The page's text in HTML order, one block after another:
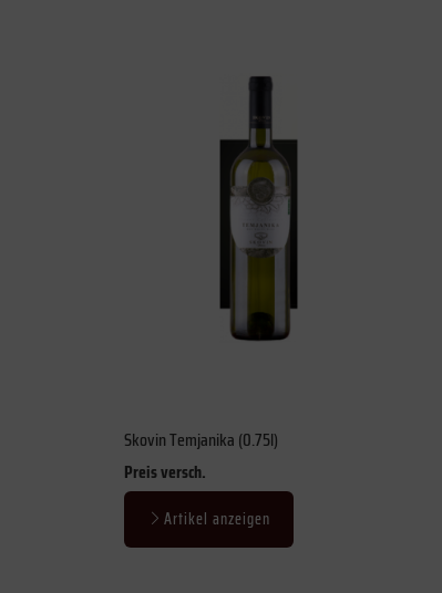
Skovin Temjanika (0.75l)
Preis versch.
Artikel anzeigen